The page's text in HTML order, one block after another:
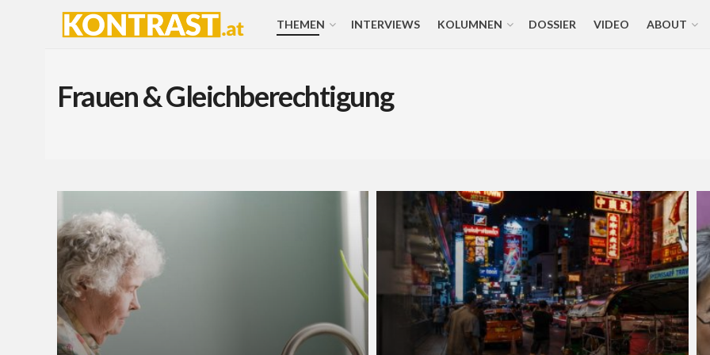
THEMEN INTERVIEWS KOLUMNEN DOSSIER VIDEO ABOUT
Frauen & Gleichberechtigung